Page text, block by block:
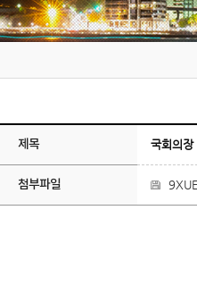
제목 국회의장
첨부파일